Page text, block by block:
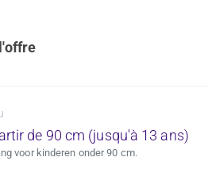
de 90 cm (jusqu'à 13 ans)
voor kinderen onder 90 cm.